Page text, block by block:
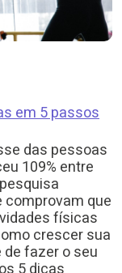
em 5 passos
das pessoas
109% entre
comprovam que
físicas
crescer sua
fazer o seu